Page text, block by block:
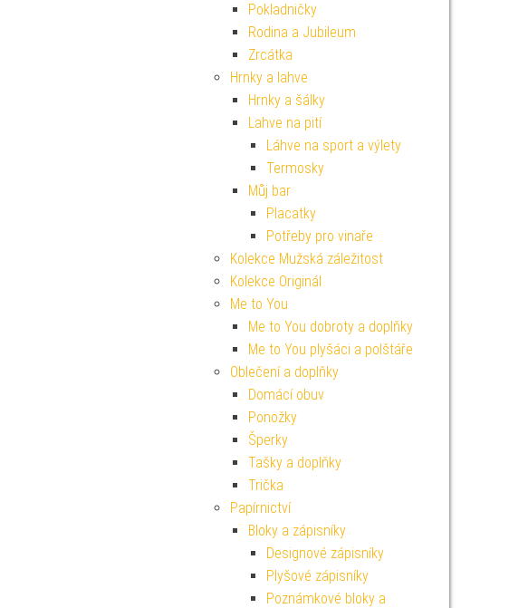
Pokladničky
Rodina a Jubileum
Zrcátka
Hrnky a lahve
Hrnky a šálky
Lahve na pití
Láhve na sport a výlety
Termosky
Můj bar
Placatky
Potřeby pro vinaře
Kolekce Mužská záležitost
Kolekce Originál
Me to You
Me to You dobroty a doplňky
Me to You plyšáci a polštáře
Oblečení a doplňky
Domácí obuv
Ponožky
Šperky
Tašky a doplňky
Trička
Papírnictví
Bloky a zápisníky
Designové zápisníky
Plyšové zápisníky
Poznámkové bloky a